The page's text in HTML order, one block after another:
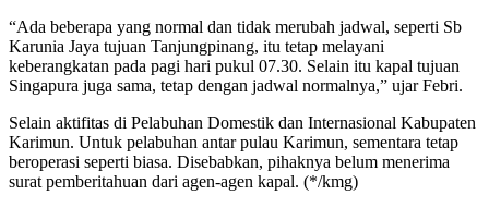
“Ada beberapa yang normal dan tidak merubah jadwal, seperti Sb
Karunia Jaya tujuan Tanjungpinang, itu tetap melayani
keberangkatan pada pagi hari pukul 07.30. Selain itu kapal tujuan
Singapura juga sama, tetap dengan jadwal normalnya,” ujar Febri.
Selain aktifitas di Pelabuhan Domestik dan Internasional Kabupaten
Karimun. Untuk pelabuhan antar pulau Karimun, sementara tetap
beroperasi seperti biasa. Disebabkan, pihaknya belum menerima
surat pemberitahuan dari agen-agen kapal. (*/kmg)